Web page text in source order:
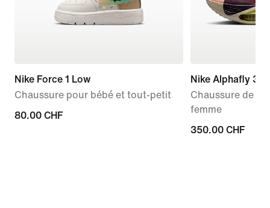
Nike Force 1 Low
Chaussure pour bébé et tout-petit
80.00 CHF
80.00 CHF
Nike Alphafly 3
Chaussure de
femme
350.00 CHF
350.00 CHF